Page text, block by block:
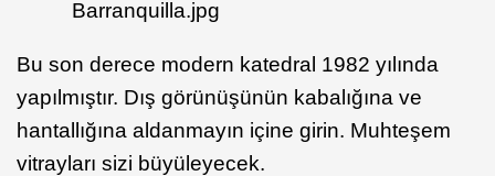
Bu son derece modern katedral 1982 yılında
yapılmıştır. Dış görünüşünün kabalığına ve
hantallığına aldanmayın içine girin. Muhteşem
vitrayları sizi büyüleyecek.